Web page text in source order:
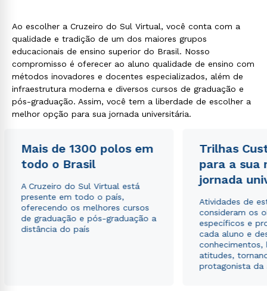
Ao escolher a Cruzeiro do Sul Virtual, você conta com a
qualidade e tradição de um dos maiores grupos
educacionais de ensino superior do Brasil. Nosso
compromisso é oferecer ao aluno qualidade de ensino com
métodos inovadores e docentes especializados, além de
infraestrutura moderna e diversos cursos de graduação e
pós-graduação. Assim, você tem a liberdade de escolher a
melhor opção para sua jornada universitária.
Mais de 1300 polos em
todo o Brasil
A Cruzeiro do Sul Virtual está
presente em todo o país,
oferecendo os melhores cursos
de graduação e pós-graduação a
distância do país
Trilhas
para a sua
jornada
Atividades de
consideram os
específicos e
cada aluno e
conhecimentos,
atitudes,
protagonista da